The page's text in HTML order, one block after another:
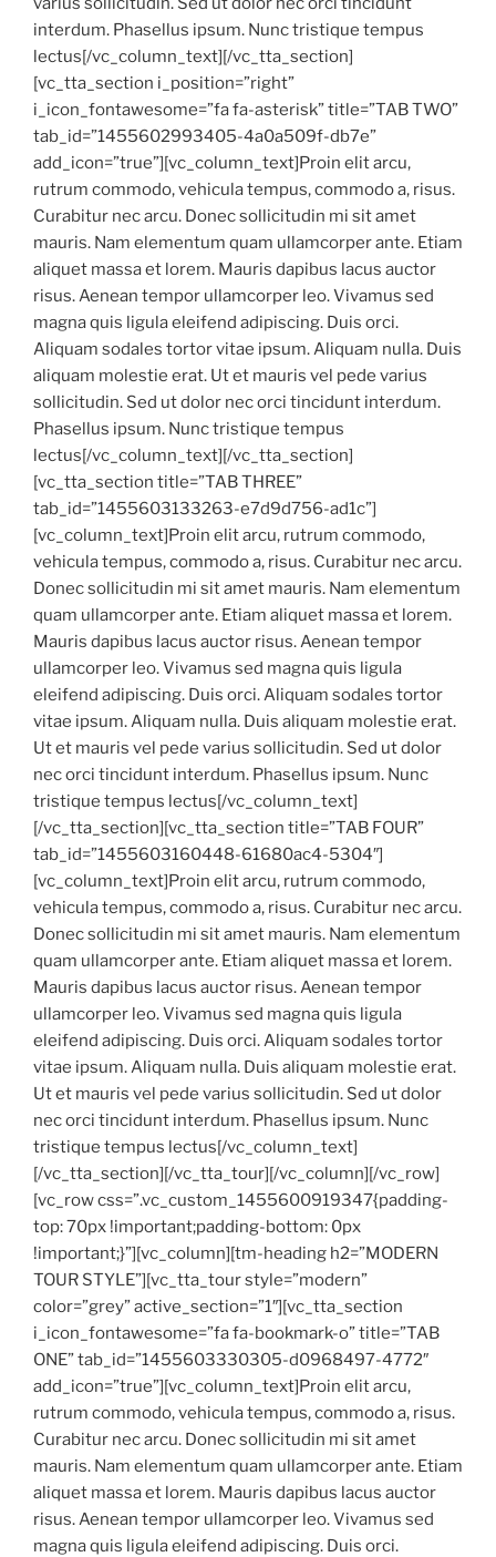
interdum. Phasellus ipsum. Nunc tristique tempus
lectus[/vc_column_text][/vc_tta_section]
[vc_tta_section i_position=”right”
i_icon_fontawesome=”fa fa-asterisk” title=”TAB TWO”
tab_id=”1455602993405-4a0a509f-db7e”
add_icon=”true”][vc_column_text]Proin elit arcu,
rutrum commodo, vehicula tempus, commodo a, risus.
Curabitur nec arcu. Donec sollicitudin mi sit amet
mauris. Nam elementum quam ullamcorper ante. Etiam
aliquet massa et lorem. Mauris dapibus lacus auctor
risus. Aenean tempor ullamcorper leo. Vivamus sed
magna quis ligula eleifend adipiscing. Duis orci.
Aliquam sodales tortor vitae ipsum. Aliquam nulla. Duis
aliquam molestie erat. Ut et mauris vel pede varius
sollicitudin. Sed ut dolor nec orci tincidunt interdum.
Phasellus ipsum. Nunc tristique tempus
lectus[/vc_column_text][/vc_tta_section]
[vc_tta_section title=”TAB THREE”
tab_id=”1455603133263-e7d9d756-ad1c”]
[vc_column_text]Proin elit arcu, rutrum commodo,
vehicula tempus, commodo a, risus. Curabitur nec arcu.
Donec sollicitudin mi sit amet mauris. Nam elementum
quam ullamcorper ante. Etiam aliquet massa et lorem.
Mauris dapibus lacus auctor risus. Aenean tempor
ullamcorper leo. Vivamus sed magna quis ligula
eleifend adipiscing. Duis orci. Aliquam sodales tortor
vitae ipsum. Aliquam nulla. Duis aliquam molestie erat.
Ut et mauris vel pede varius sollicitudin. Sed ut dolor
nec orci tincidunt interdum. Phasellus ipsum. Nunc
tristique tempus lectus[/vc_column_text]
[/vc_tta_section][vc_tta_section title=”TAB FOUR”
tab_id=”1455603160448-61680ac4-5304″]
[vc_column_text]Proin elit arcu, rutrum commodo,
vehicula tempus, commodo a, risus. Curabitur nec arcu.
Donec sollicitudin mi sit amet mauris. Nam elementum
quam ullamcorper ante. Etiam aliquet massa et lorem.
Mauris dapibus lacus auctor risus. Aenean tempor
ullamcorper leo. Vivamus sed magna quis ligula
eleifend adipiscing. Duis orci. Aliquam sodales tortor
vitae ipsum. Aliquam nulla. Duis aliquam molestie erat.
Ut et mauris vel pede varius sollicitudin. Sed ut dolor
nec orci tincidunt interdum. Phasellus ipsum. Nunc
tristique tempus lectus[/vc_column_text]
[/vc_tta_section][/vc_tta_tour][/vc_column][/vc_row]
[vc_row css=”.vc_custom_1455600919347{padding-
top: 70px !important;padding-bottom: 0px
!important;}”][vc_column][tm-heading h2=”MODERN
TOUR STYLE”][vc_tta_tour style=”modern”
color=”grey” active_section=”1″][vc_tta_section
i_icon_fontawesome=”fa fa-bookmark-o” title=”TAB
ONE” tab_id=”1455603330305-d0968497-4772″
add_icon=”true”][vc_column_text]Proin elit arcu,
rutrum commodo, vehicula tempus, commodo a, risus.
Curabitur nec arcu. Donec sollicitudin mi sit amet
mauris. Nam elementum quam ullamcorper ante. Etiam
aliquet massa et lorem. Mauris dapibus lacus auctor
risus. Aenean tempor ullamcorper leo. Vivamus sed
magna quis ligula eleifend adipiscing. Duis orci.